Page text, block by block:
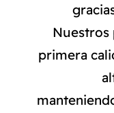
AMBIENTE
NORMAS ISO
Nuestros
primera